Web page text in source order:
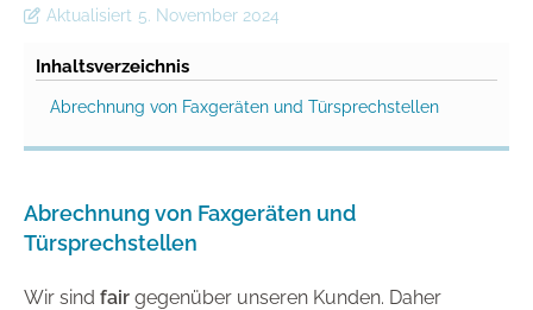
Aktualisiert 5. November 2024
Inhaltsverzeichnis
Abrechnung von Faxgeräten und Türsprechstellen
Abrechnung von Faxgeräten und
Türsprechstellen
Wir sind fair gegenüber unseren Kunden. Daher